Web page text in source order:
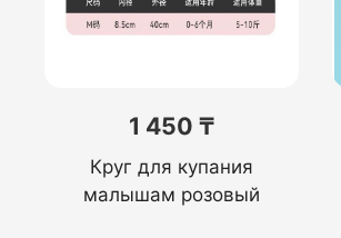
1 450 ₸
Круг для купания
малышам розовый